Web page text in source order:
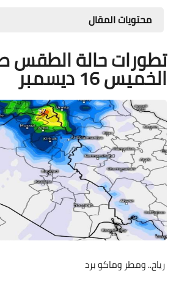
محتويات المقال
تطورات حالة الطقس
الخميس 16 ديسمبر
رياح.. ومطر وماكو برد